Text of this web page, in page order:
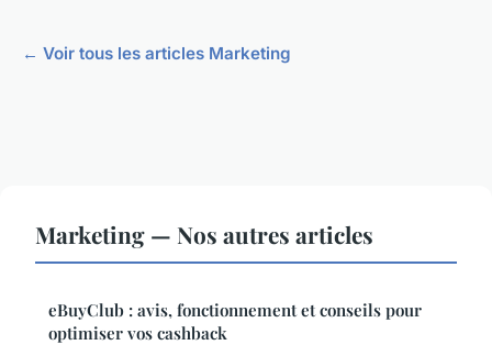
← Voir tous les articles Marketing
Marketing — Nos autres articles
eBuyClub : avis, fonctionnement et conseils pour
optimiser vos cashback